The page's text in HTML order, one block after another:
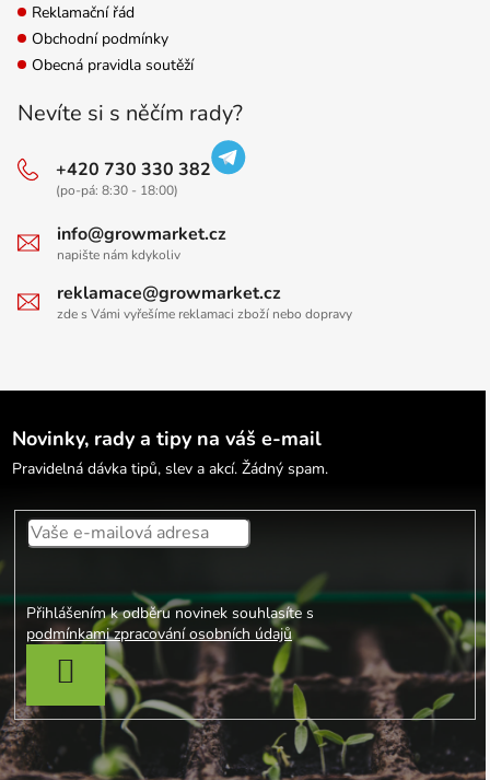
Reklamační řád
Obchodní podmínky
Obecná pravidla soutěží
Nevíte si s něčím rady?
+420 730 330 382
(po-pá: 8:30 - 18:00)
info@growmarket.cz
napište nám kdykoliv
reklamace@growmarket.cz
zde s Vámi vyřešíme reklamaci zboží nebo dopravy
Novinky, rady a tipy na váš e-mail
Pravidelná dávka tipů, slev a akcí. Žádný spam.
Přihlášením k odběru novinek souhlasíte s
podmínkami zpracování osobních údajů
PŘIHLÁSIT SE